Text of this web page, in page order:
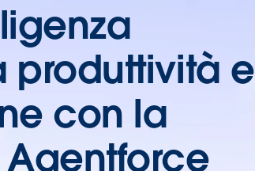
produttività e
con la